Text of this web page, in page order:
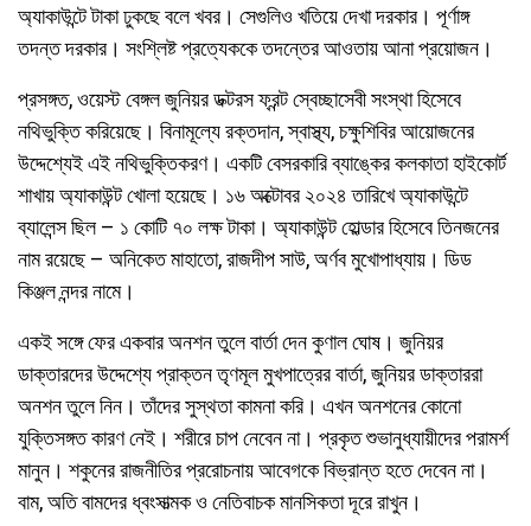
অ্যাকাউন্টে টাকা ঢুকছে বলে খবর। সেগুলিও খতিয়ে দেখা দরকার। পূর্ণাঙ্গ
তদন্ত দরকার। সংশ্লিষ্ট প্রত্যেককে তদন্তের আওতায় আনা প্রয়োজন।
প্রসঙ্গত, ওয়েস্ট বেঙ্গল জুনিয়র ডক্টরস ফ্রন্ট স্বেচ্ছাসেবী সংস্থা হিসেবে
নথিভুক্তি করিয়েছে। বিনামূল্যে রক্তদান, স্বাস্থ্য, চক্ষুশিবির আয়োজনের
উদ্দেশ্যেই এই নথিভুক্তিকরণ। একটি বেসরকারি ব্যাঙ্কের কলকাতা হাইকোর্ট
শাখায় অ্যাকাউন্ট খোলা হয়েছে। ১৬ অক্টোবর ২০২৪ তারিখে অ্যাকাউন্টে
ব্যালেন্স ছিল – ১ কোটি ৭০ লক্ষ টাকা। অ্যাকাউন্ট হোল্ডার হিসেবে তিনজনের
নাম রয়েছে – অনিকেত মাহাতো, রাজদীপ সাউ, অর্ণব মুখোপাধ্যায়। ডিড
কিঞ্জল নন্দর নামে।
একই সঙ্গে ফের একবার অনশন তুলে বার্তা দেন কুণাল ঘোষ। জুনিয়র
ডাক্তারদের উদ্দেশ্যে প্রাক্তন তৃণমূল মুখপাত্রের বার্তা, জুনিয়র ডাক্তাররা
অনশন তুলে নিন। তাঁদের সুস্থতা কামনা করি। এখন অনশনের কোনো
যুক্তিসঙ্গত কারণ নেই। শরীরে চাপ নেবেন না। প্রকৃত শুভানুধ্যায়ীদের পরামর্শ
মানুন। শকুনের রাজনীতির প্ররোচনায় আবেগকে বিভ্রান্ত হতে দেবেন না।
বাম, অতি বামদের ধ্বংসাত্মক ও নেতিবাচক মানসিকতা দূরে রাখুন।